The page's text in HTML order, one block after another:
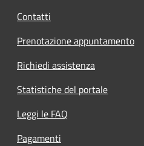
Contatti
Prenotazione appuntamento
Richiedi assistenza
Statistiche del portale
Leggi le FAQ
Pagamenti